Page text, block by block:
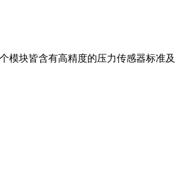
模块皆含有高精度的压力传感器标准及